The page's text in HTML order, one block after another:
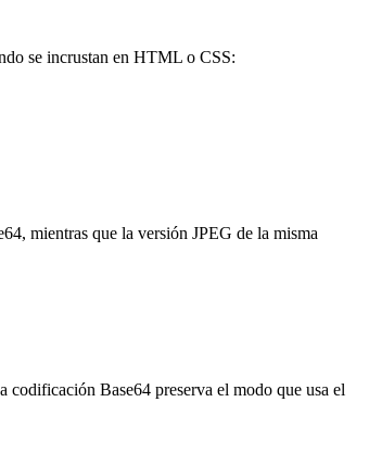
se incrustan en HTML o CSS:
mientras que la versión JPEG de la misma
codificación Base64 preserva el modo que usa el